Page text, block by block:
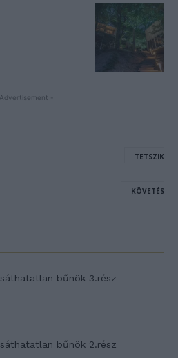
-
TETSZIK
KÖVETÉS
bűnök 3.rész
bűnök 2.rész